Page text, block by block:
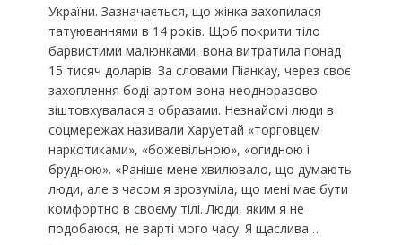
України. Зазначається, що жінка захопилася
татуюваннями в 14 років. Щоб покрити тіло
барвистими малюнками, вона витратила понад
15 тисяч доларів. За словами Піанкау, через своє
захоплення боді-артом вона неодноразово
зіштовхувалася з образами. Незнайомі люди в
соцмережах називали Харуетай «торговцем
наркотиками», «божевільною», «огидною і
брудною». «Раніше мене хвилювало, що думають
люди, але з часом я зрозуміла, що мені має бути
комфортно в своєму тілі. Люди, яким я не
подобаюся, не варті мого часу. Я щаслива…